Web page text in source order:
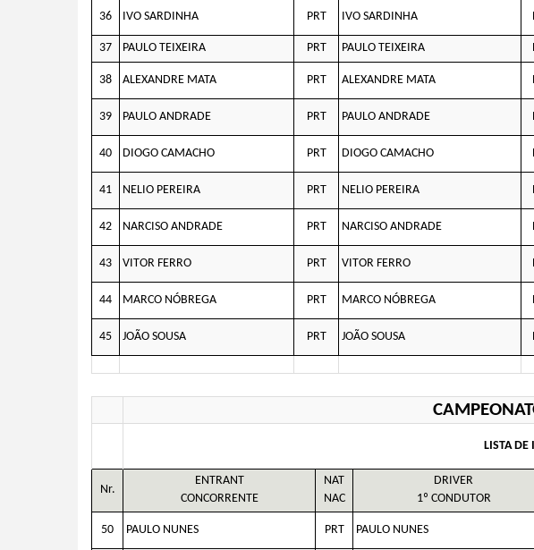
36 IVO SARDINHA PRT IVO SARDINHA
37 PAULO TEIXEIRA PRT PAULO TEIXEIRA
38 ALEXANDRE MATA PRT ALEXANDRE MATA
39 PAULO ANDRADE PRT PAULO ANDRADE
40 DIOGO CAMACHO PRT DIOGO CAMACHO
41 NELIO PEREIRA PRT NELIO PEREIRA
42 NARCISO ANDRADE PRT NARCISO ANDRADE
43 VITOR FERRO PRT VITOR FERRO
44 MARCO NÓBREGA PRT MARCO NÓBREGA
45 JOÃO SOUSA PRT JOÃO SOUSA
LISTA DE
Nr.
ENTRANT
CONCORRENTE
NAT
NAC
DRIVER
1º CONDUTOR
50 PAULO NUNES PRT PAULO NUNES